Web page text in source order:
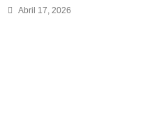
Abril 17, 2026